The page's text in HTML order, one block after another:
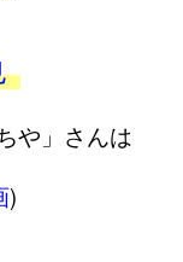
や」さんは
)